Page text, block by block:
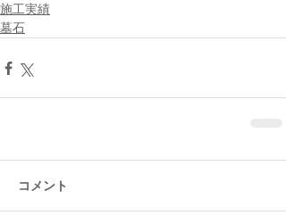
施工実績
墓石
コメント